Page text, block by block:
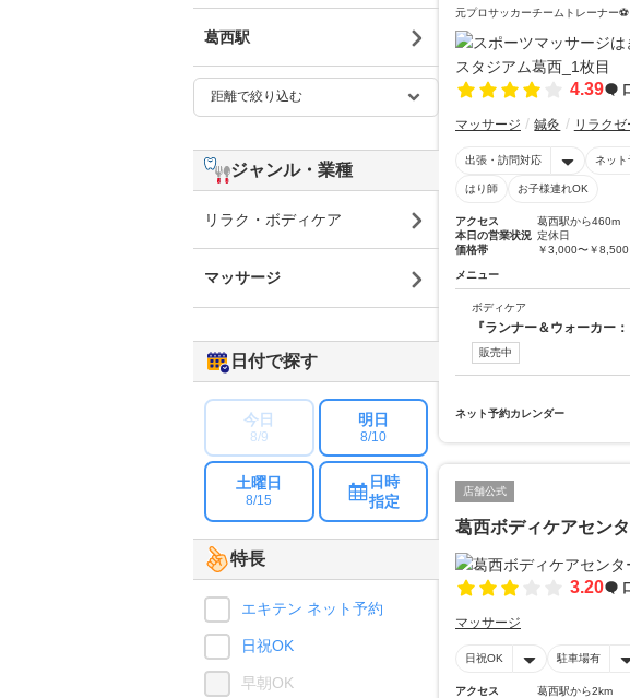
元プロサッカーチームトレーナー
4.39
マッサージ 鍼灸 リラク
出張・訪問対応 ネット
はり師 お子様連れOK
アクセス
葛西駅から460m
本日の営業状況 定休日
価格帯
￥3,000〜￥8,500
メニュー
ボディケア
『ランナー＆ウォーカー
販売中
ネット予約カレンダー
店舗公式
葛西ボディケアセン
3.20
マッサージ
日祝OK 駐車場有
アクセス
葛西駅から2km
葛西駅
ジャンル・業種
リラク・ボディケア
マッサージ
日付で探す
今日
8/9
明日
8/10
土曜日
8/15
日時
指定
特長
エキテン ネット予約
日祝OK
早朝OK